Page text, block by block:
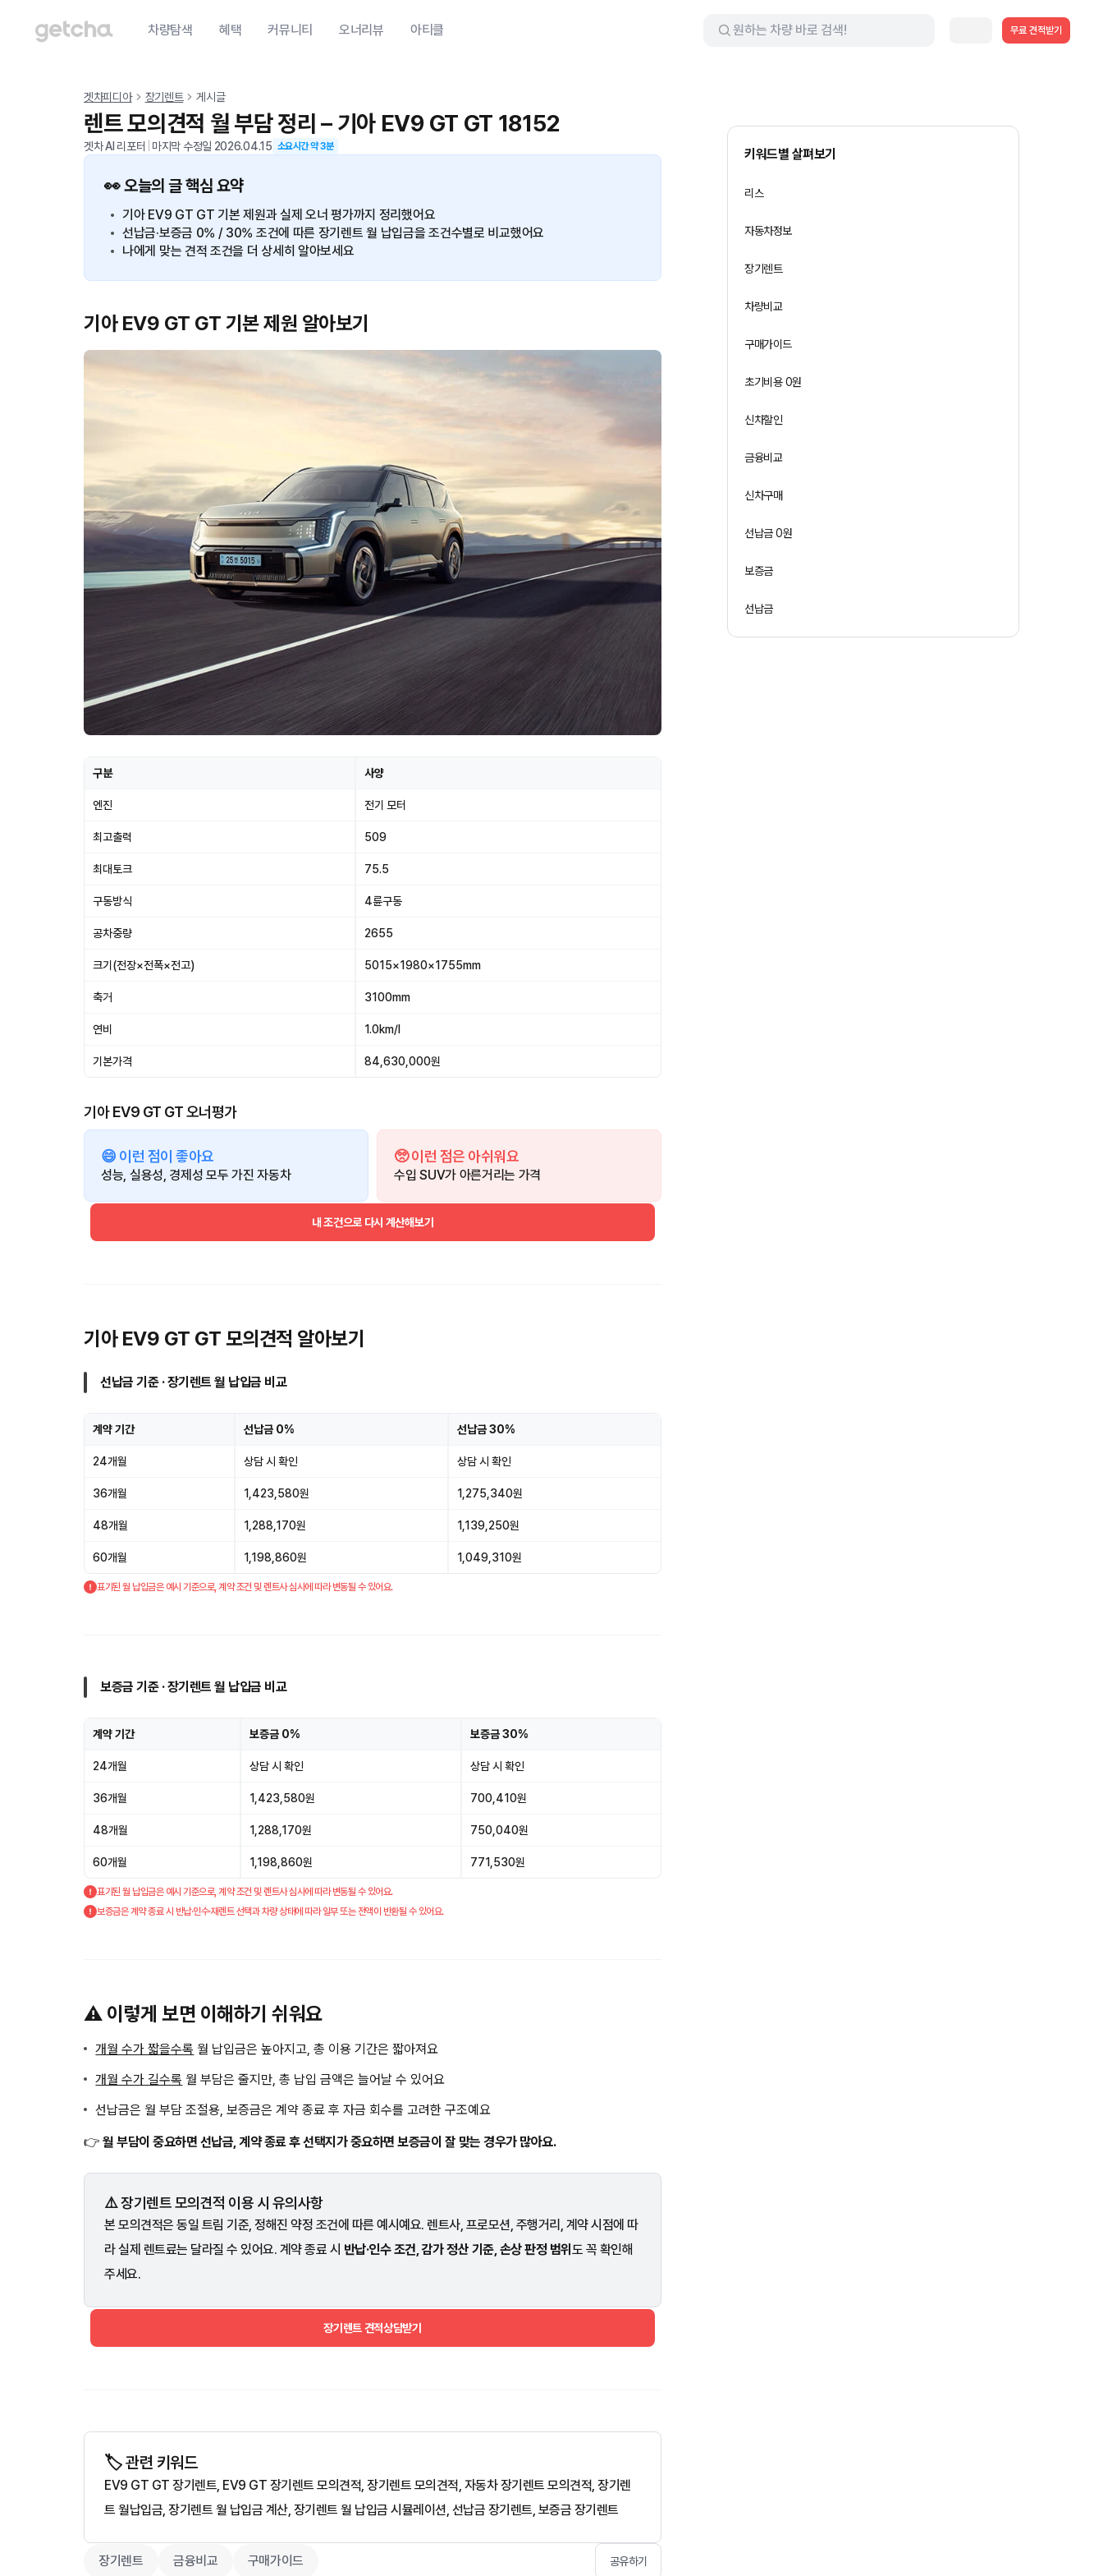
차량탐색 혜택 커뮤니티 오너리뷰 아티클 무료 견적받기
겟차피디아 장기렌트 게시글
렌트 모의견적 월 부담 정리 – 기아 EV9 GT GT 18152
겟차 AI 리포터 마지막 수정일 2026.04.15 소요시간 약3분
👀 오늘의 글 핵심 요약
기아 EV9 GT GT 기본 제원과 실제 오너 평가까지 정리했어요
선납금·보증금 0% / 30% 조건에 따른 장기렌트 월 납입금을 조건수별로 비교했어요
나에게 맞는 견적 조건을 더 상세히 알아보세요
기아 EV9 GT GT 기본 제원 알아보기
구분 사양
엔진 전기 모터
최고출력 509
최대토크 75.5
구동방식 4륜구동
공차중량 2655
크기(전장×전폭×전고) 5015×1980×1755mm
축거 3100mm
연비 1.0km/l
기본가격 84,630,000원
기아 EV9 GT GT 오너평가
😄 이런 점이 좋아요
성능, 실용성, 경제성 모두 가진 자동차
🥺 이런 점은 아쉬워요
수입 SUV가 아른거리는 가격
내 조건으로 다시 계산해보기
기아 EV9 GT GT 모의견적 알아보기
선납금 기준 · 장기렌트 월 납입금 비교
계약 기간 선납금 0% 선납금 30%
24개월 상담 시 확인 상담 시 확인
36개월 1,423,580원 1,275,340원
48개월 1,288,170원 1,139,250원
60개월 1,198,860원 1,049,310원
표기된 월 납입금은 예시 기준으로, 계약 조건 및 렌트사 심사에 따라 변동될 수 있어요.
보증금 기준 · 장기렌트 월 납입금 비교
계약 기간 보증금 0% 보증금 30%
24개월 상담 시 확인 상담 시 확인
36개월 1,423,580원 700,410원
48개월 1,288,170원 750,040원
60개월 1,198,860원 771,530원
표기된 월 납입금은 예시 기준으로, 계약 조건 및 렌트사 심사에 따라 변동될 수 있어요.
보증금은 계약 종료 시 반납·인수·재렌트 선택과 차량 상태에 따라 일부 또는 전액이 반환될 수 있어요.
⚠️ 이렇게 보면 이해하기 쉬워요
개월 수가 짧을수록 월 납입금은 높아지고, 총 이용 기간은 짧아져요
개월 수가 길수록 월 부담은 줄지만, 총 납입 금액은 늘어날 수 있어요
선납금은 월 부담 조절용, 보증금은 계약 종료 후 자금 회수를 고려한 구조예요
👉 월 부담이 중요하면 선납금, 계약 종료 후 선택지가 중요하면 보증금이 잘 맞는 경우가 많아요.
⚠️ 장기렌트 모의견적 이용 시 유의사항
본 모의견적은 동일 트림 기준, 정해진 약정 조건에 따른 예시예요. 렌트사, 프로모션, 주행거리, 계약 시점에 따
라 실제 렌트료는 달라질 수 있어요. 계약 종료 시 반납·인수 조건, 감가 정산 기준, 손상 판정 범위 도 꼭 확인해
주세요.
장기렌트 견적상담받기
🏷️ 관련 키워드
EV9 GT GT 장기렌트, EV9 GT 장기렌트 모의견적, 장기렌트 모의견적, 자동차 장기렌트 모의견적, 장기렌
트 월납입금, 장기렌트 월 납입금 계산, 장기렌트 월 납입금 시뮬레이션, 선납금 장기렌트, 보증금 장기렌트
장기렌트 금융비교 구매가이드 공유하기
키워드별 살펴보기
리스
자동차정보
장기렌트
차량비교
구매가이드
초기비용 0원
신차할인
금융비교
신차구매
선납금 0원
보증금
선납금